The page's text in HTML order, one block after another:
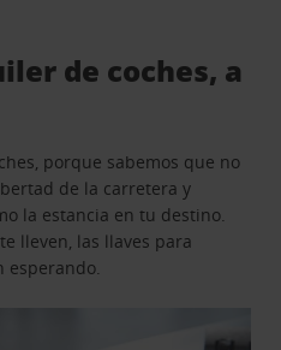
de coches, a
porque sabemos que no
de la carretera y
la estancia en tu destino.
lleven, las llaves para
esperando.